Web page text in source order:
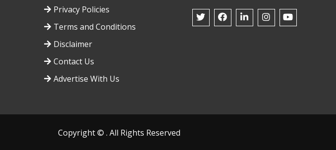
Privacy Policies
Terms and Conditions
Disclaimer
Contact Us
Advertise With Us
Copyright © . All Rights Reserved